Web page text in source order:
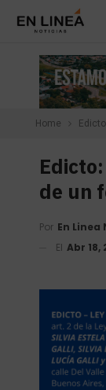
Home
de un
Por En
El Abr 18,